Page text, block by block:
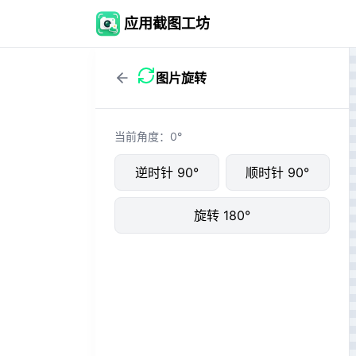
应用截图工坊
图片旋转
当前角度： 0°
逆时针 90° 顺时针 90°
旋转 180°